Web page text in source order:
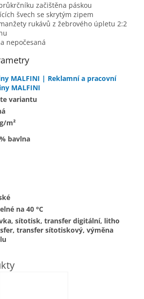
začištěna páskou
švech se skrytým zipem
rukávů z žebrového úpletu 2:2
nepočesaná
MALFINI | Reklamní a pracovní
MALFINI
variantu
m²
bavlna
na 40 °C
sítotisk, transfer digitální, litho
transfer sítotiskový, výměna